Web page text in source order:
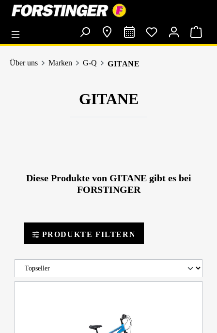
springen
Über uns Marken G-Q GITANE
GITANE
Diese Produkte von GITANE gibt es bei
FORSTINGER
PRODUKTE FILTERN